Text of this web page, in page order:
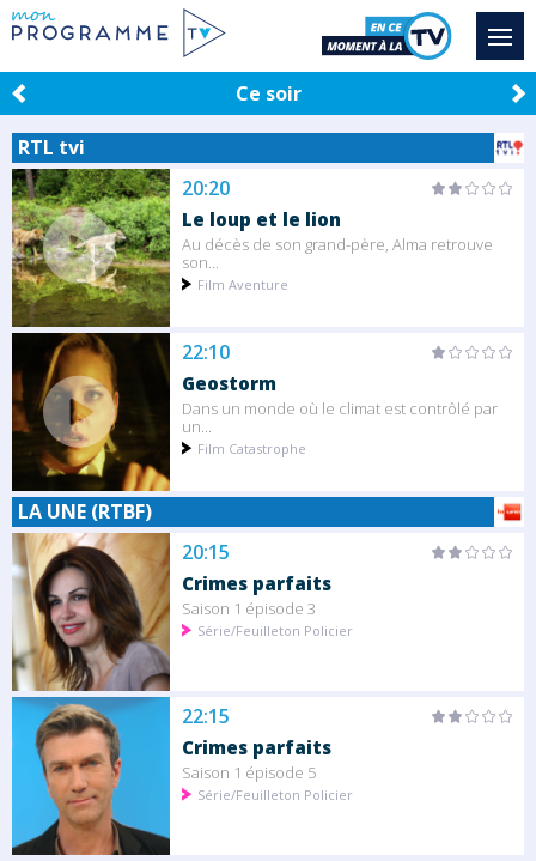
Ce soir
RTL tvi
20:20
Le loup et le lion
Au décès de son grand-père, Alma retrouve
son...
Film Aventure
22:10
Geostorm
Dans un monde où le climat est contrôlé par
un...
Film Catastrophe
LA UNE (RTBF)
20:15
Crimes parfaits
Saison 1 épisode 3
Série/Feuilleton Policier
22:15
Crimes parfaits
Saison 1 épisode 5
Série/Feuilleton Policier